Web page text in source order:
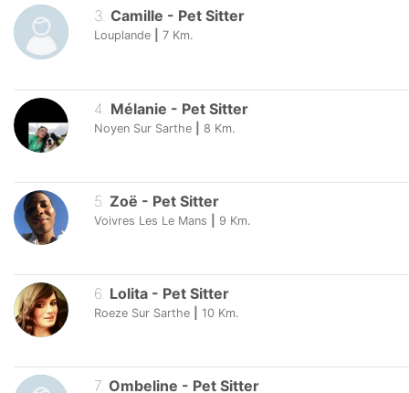
3. Camille - Pet Sitter
Louplande 7 Km.
4 Mélanie - Pet Sitter
Noyen Sur Sarthe 8 Km.
5 Zoë - Pet Sitter
Voivres Les Le Mans 9 Km.
6. Lolita - Pet Sitter
Roeze Sur Sarthe 10 Km.
7. Ombeline - Pet Sitter